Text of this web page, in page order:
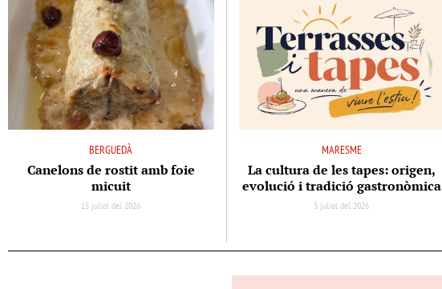
BERGUEDÀ
Canelons de rostit amb foie
micuit
15 juliol del 2026
MARESME
La cultura de les tapes: origen,
evolució i tradició gastronòmica
3 juliol del 2026